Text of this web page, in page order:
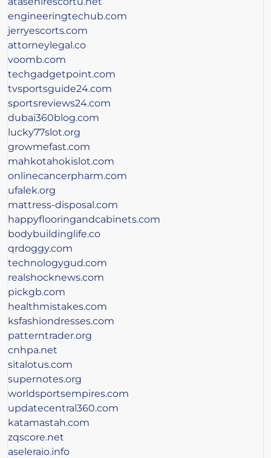
engineeringtechub.com
jerryescorts.com
attorneylegal.co
voomb.com
techgadgetpoint.com
tvsportsguide24.com
sportsreviews24.com
dubai360blog.com
lucky77slot.org
growmefast.com
mahkotahokislot.com
onlinecancerpharm.com
ufalek.org
mattress-disposal.com
happyflooringandcabinets.com
bodybuildinglife.co
qrdoggy.com
technologygud.com
realshocknews.com
pickgb.com
healthmistakes.com
ksfashiondresses.com
patterntrader.org
cnhpa.net
sitalotus.com
supernotes.org
worldsportsempires.com
updatecentral360.com
katamastah.com
zqscore.net
aseleraio.info